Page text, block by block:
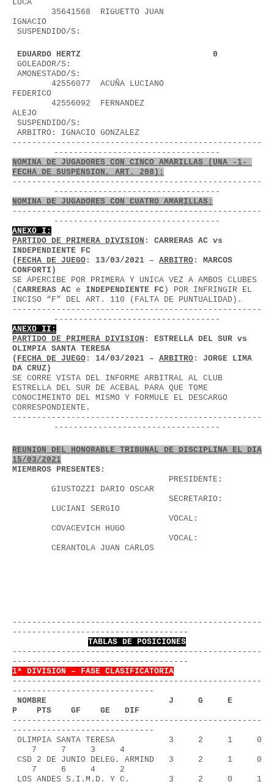
LUCA
35641568  RIGUETTO JUAN
IGNACIO
SUSPENDIDO/S:
EDUARDO HERTZ                           0
GOLEADOR/S:
AMONESTADO/S:
42556077  ACUÑA LUCIANO
FEDERICO
42556092  FERNANDEZ
ALEJO
SUSPENDIDO/S:
ARBITRO: IGNACIO GONZALEZ
---------------------------------------------------
----------------------------------
NOMINA DE JUGADORES CON CINCO AMARILLAS (UNA -1-
FECHA DE SUSPENSION, ART. 208):
---------------------------------------------------
----------------------------------
NOMINA DE JUGADORES CON CUATRO AMARILLAS:
---------------------------------------------------
----------------------------------
ANEXO I:
PARTIDO DE PRIMERA DIVISION : CARRERAS AC vs
INDEPENDIENTE FC
( FECHA DE JUEGO : 13/03/2021 – ARBITRO : MARCOS
CONFORTI)
SE APERCIBE POR PRIMERA Y UNICA VEZ A AMBOS CLUBES
( CARRERAS AC e INDEPENDIENTE FC ) POR INFRINGIR EL
INCISO “F” DEL ART. 110 (FALTA DE PUNTUALIDAD).
---------------------------------------------------
----------------------------------
ANEXO II:
PARTIDO DE PRIMERA DIVISION : ESTRELLA DEL SUR vs
OLIMPIA SANTA TERESA
( FECHA DE JUEGO : 14/03/2021 – ARBITRO : JORGE LIMA
DA CRUZ)
SE CORRE VISTA DEL INFORME ARBITRAL AL CLUB
ESTRELLA DEL SUR DE ACEBAL PARA QUE TOME
CONOCIMEINTO DEL MISMO Y FORMULE EL DESCARGO
CORRESPONDIENTE.
---------------------------------------------------
----------------------------------
REUNION DEL HONORABLE TRIBUNAL DE DISCIPLINA EL DIA
15/03/2021
MIEMBROS PRESENTES:
PRESIDENTE:
GIUSTOZZI DARIO OSCAR
SECRETARIO:
LUCIANI SERGIO
VOCAL:
COVACEVICH HUGO
VOCAL:
CERANTOLA JUAN CARLOS
---------------------------------------------------
------------------------------------
TABLAS DE POSICIONES
---------------------------------------------------
------------------------------------
1ª DIVISION – FASE CLASIFICATORIA
---------------------------------------------------
-----------------------------
NOMBRE                         J     G     E
P    PTS    GF    GE   DIF
---------------------------------------------------
-----------------------------
OLIMPIA SANTA TERESA           3     2     1     0
7     7     3     4
CSD 2 DE JUNIO DELEG. ARMIND   3     2     1     0
7     6     4     2
LOS ANDES S.I.M.D. Y C.        3     2     0     1